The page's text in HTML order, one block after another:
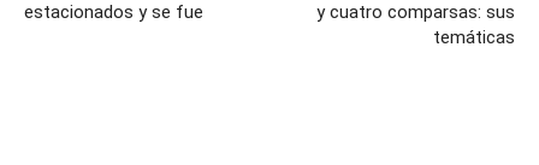
estacionados y se fue
y cuatro comparsas: sus
temáticas